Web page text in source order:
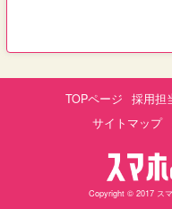
TOPページ 採用担
サイトマップ
Copyright © 2017 ス